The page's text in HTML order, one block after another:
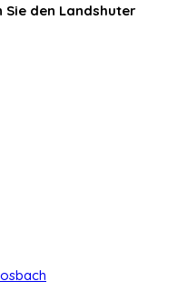
den Landshuter